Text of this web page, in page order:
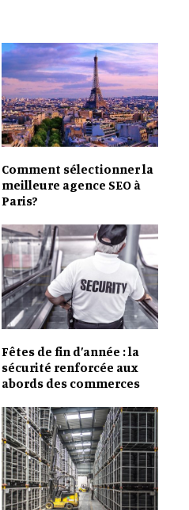
Comment sélectionner la
meilleure agence SEO à
Paris?
Fêtes de fin d’année : la
sécurité renforcée aux
abords des commerces